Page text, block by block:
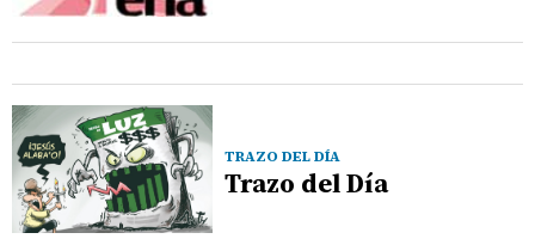
TRAZO DEL DÍA
Trazo del Día